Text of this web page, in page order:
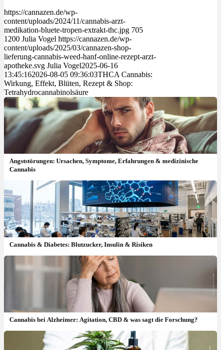
https://cannazen.de/wp-
content/uploads/2024/11/cannabis-arzt-
medikation-bluete-tropen-extrakt-thc.jpg 705
1200 Julia Vogel https://cannazen.de/wp-
content/uploads/2025/03/cannazen-shop-
lieferung-cannabis-weed-hanf-online-rezept-arzt-
apotheke.svg Julia Vogel2025-06-16
13:45:162026-08-05 09:36:03THCA Cannabis:
Wirkung, Effekt, Blüten, Rezept & Shop:
Tetrahydrocannabinolsäure
Angststörungen: Ursachen, Symptome, Erfahrungen & medizinische
Cannabis
Cannabis & Diabetes: Blutzucker, Insulin & Risiken
Cannabis bei Alzheimer: Agitation, CBD & was sagt die Forschung?